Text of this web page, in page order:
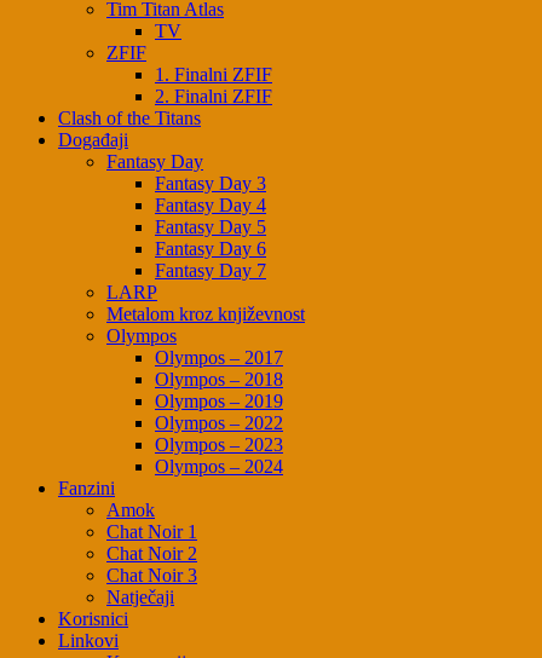
Tim Titan Atlas
TV
ZFIF
1. Finalni ZFIF
2. Finalni ZFIF
Clash of the Titans
Događaji
Fantasy Day
Fantasy Day 3
Fantasy Day 4
Fantasy Day 5
Fantasy Day 6
Fantasy Day 7
LARP
Metalom kroz književnost
Olympos
Olympos – 2017
Olympos – 2018
Olympos – 2019
Olympos – 2022
Olympos – 2023
Olympos – 2024
Fanzini
Amok
Chat Noir 1
Chat Noir 2
Chat Noir 3
Natječaji
Korisnici
Linkovi